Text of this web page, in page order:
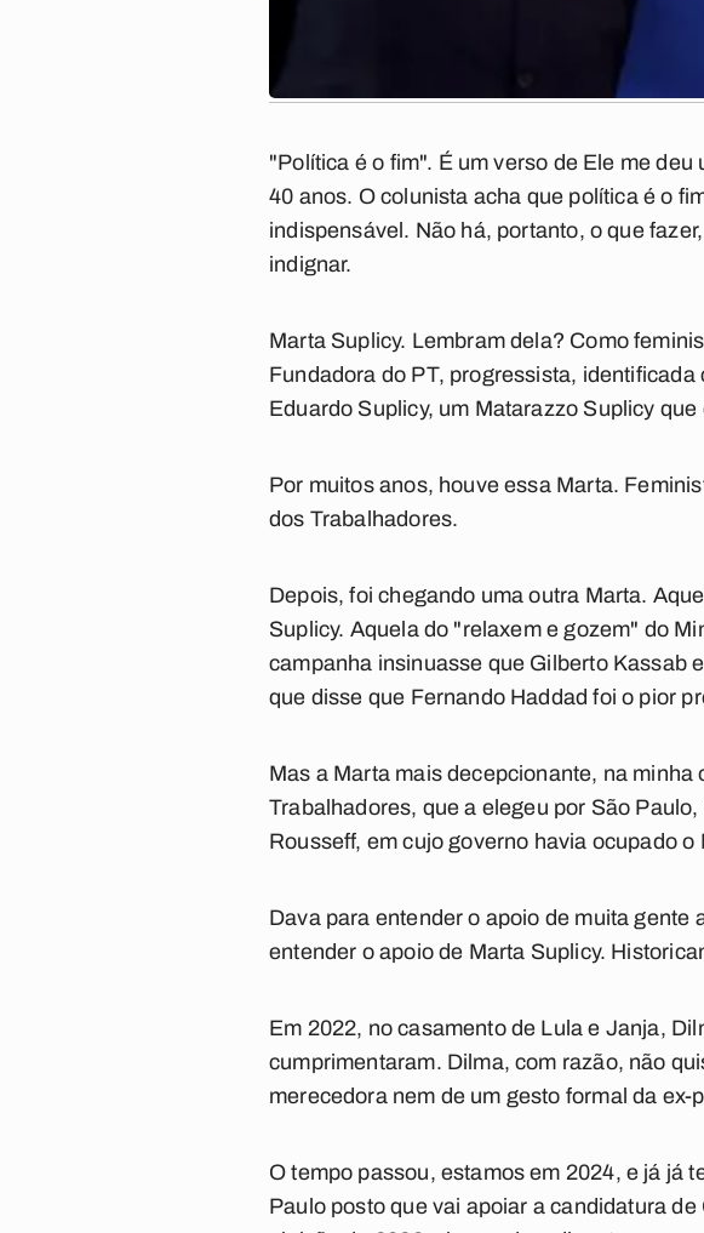
"Política é o fim". É um verso de Ele me deu
40 anos. O colunista acha que política é o
indispensável. Não há, portanto, o que
indignar.
Marta Suplicy. Lembram dela? Como
Fundadora do PT, progressista,
Eduardo Suplicy, um Matarazzo Suplicy
Por muitos anos, houve essa Marta.
dos Trabalhadores.
Depois, foi chegando uma outra Marta.
Suplicy. Aquela do "relaxem e gozem" do
campanha insinuasse que Gilberto Kassab
que disse que Fernando Haddad foi o pior
Mas a Marta mais decepcionante, na
Trabalhadores, que a elegeu por São
Rousseff, em cujo governo havia ocupado o
Dava para entender o apoio de muita
entender o apoio de Marta Suplicy.
Em 2022, no casamento de Lula e Janja,
cumprimentaram. Dilma, com razão, não
merecedora nem de um gesto formal da ex-
O tempo passou, estamos em 2024, e já já
Paulo posto que vai apoiar a candidatura